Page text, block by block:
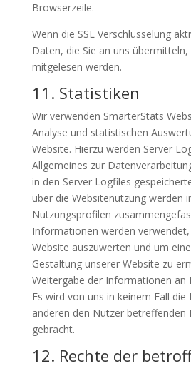
Browserzeile.
Wenn die SSL Verschlüsselung
Daten, die Sie an uns
mitgelesen werden.
11. Statistiken
Wir verwenden SmarterStats
Analyse und statistischen
Website. Hierzu werden Server
Allgemeines zur
in den Server Logfiles
über die Websitenutzung werden
Nutzungsprofilen
Informationen werden
Website auszuwerten und um
Gestaltung unserer Website zu
Weitergabe der Informationen an
Es wird von uns in keinem Fall die
anderen den Nutzer betreffenden
gebracht.
12. Rechte der